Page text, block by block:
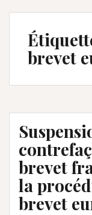
brevet
brevet
la
brevet